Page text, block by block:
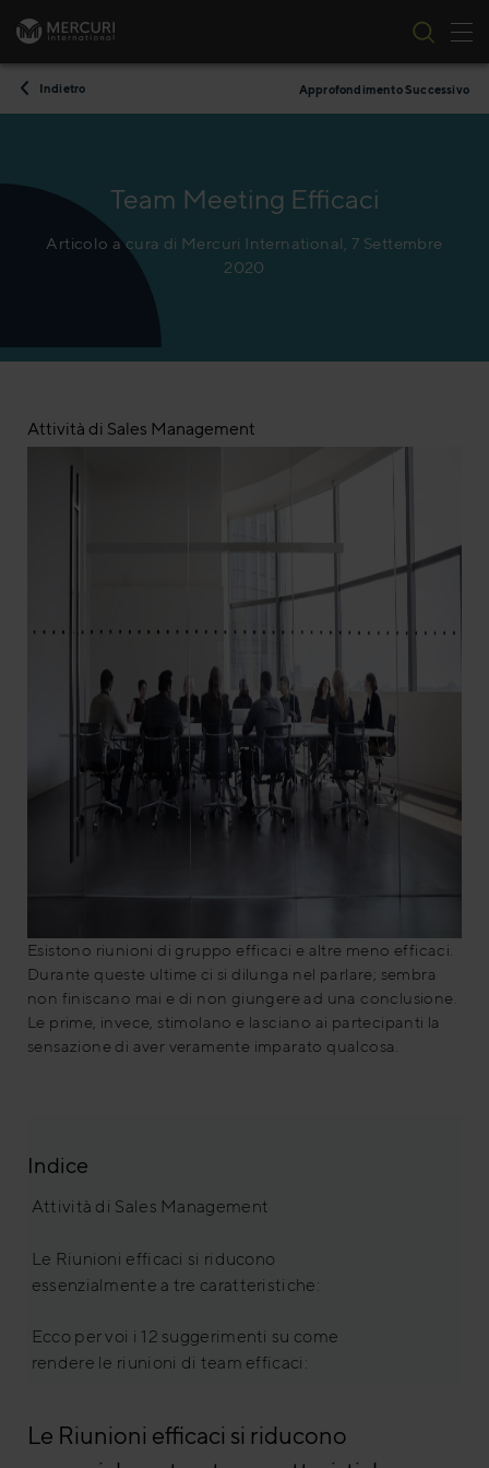
Vai al contenuto
Indietro Approfondimento Successivo
Team Meeting Efficaci
Articolo a cura di Mercuri International, 7 Settembre
2020
Attività di Sales Management
Esistono riunioni di gruppo efficaci e altre meno efficaci.
Durante queste ultime ci si dilunga nel parlare; sembra
non finiscano mai e di non giungere ad una conclusione.
Le prime, invece, stimolano e lasciano ai partecipanti la
sensazione di aver veramente imparato qualcosa.
Indice
Attività di Sales Management
Le Riunioni efficaci si riducono
essenzialmente a tre caratteristiche:
Ecco per voi i 12 suggerimenti su come
rendere le riunioni di team efficaci:
Le Riunioni efficaci si riducono